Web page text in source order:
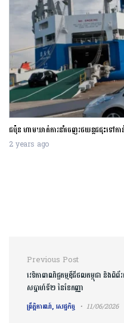
ជប៉ុន ហាមឃាត់ការនាំចេញរថយន្តជជុះទៅក
2 years ago
Post
Previous Post
វេទិកាពាណិជ្ជកម្មឌីជីថលកម្ពុជា និ
សប្ដាហ៍ទី២ នៃខែកញ្ញា
ព្រឹត្តិការណ៍, សេដ្ឋកិច្ច 11/06/2026